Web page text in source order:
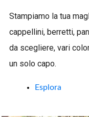
Stampiamo la tua
cappellini, berretti,
da scegliere, vari
un solo capo.
Esplora